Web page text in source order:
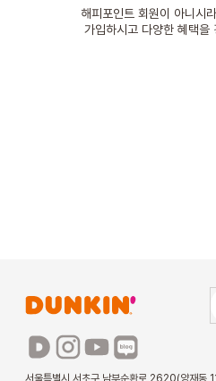
해피포인트 회원이 아니시
가입하시고 다양한 혜택을
서울특별시 서초구 남부순환로 2620(양재동